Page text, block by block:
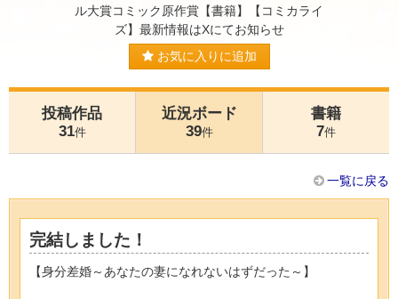
ル大賞コミック原作賞【書籍】【コミカライ
ズ】最新情報はXにてお知らせ
お気に入りに追加
投稿作品
31件
近況ボード
39件
書籍
7件
一覧に戻る
完結しました！
【身分差婚～あなたの妻になれないはずだった～】